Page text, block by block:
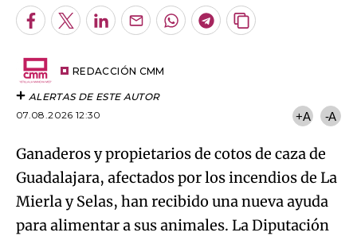
Facebook
TwitterLinkedInEnviarWhatsapp
Telegram
Copiar
REDACCIÓN CMM
ALERTAS DE ESTE AUTOR
07.08.2026 12:30
+A -A
Ganaderos y propietarios de cotos de caza de
Guadalajara, afectados por los incendios de La
Mierla y Selas, han recibido una nueva ayuda
para alimentar a sus animales. La Diputación